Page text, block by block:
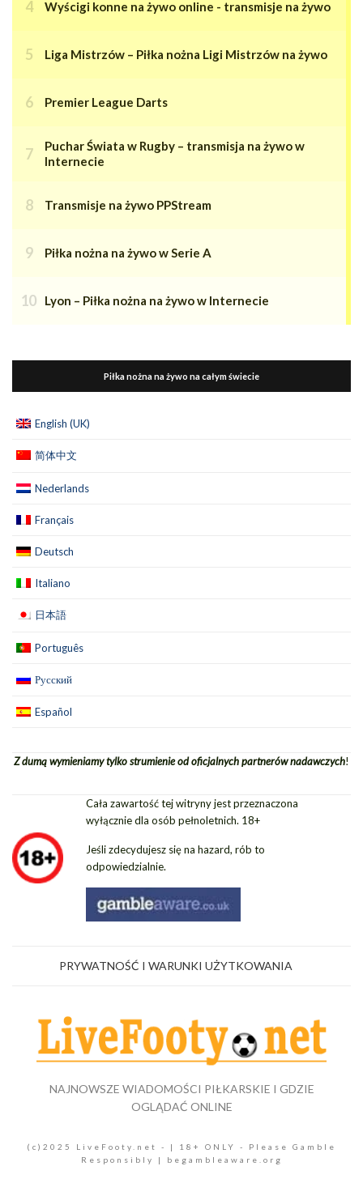
Wyścigi konne na żywo online - transmisje na żywo
Liga Mistrzów – Piłka nożna Ligi Mistrzów na żywo
Premier League Darts
Puchar Świata w Rugby – transmisja na żywo w
Internecie
Transmisje na żywo PPStream
Piłka nożna na żywo w Serie A
Lyon – Piłka nożna na żywo w Internecie
Piłka nożna na żywo na całym świecie
English (UK)
简体中文
Nederlands
Français
Deutsch
Italiano
日本語
Português
Русский
Español
Z dumą wymieniamy tylko strumienie od oficjalnych partnerów nadawczych!
Cała zawartość tej witryny jest przeznaczona
wyłącznie dla osób pełnoletnich. 18+
Jeśli zdecydujesz się na hazard, rób to
odpowiedzialnie.
PRYWATNOŚĆ I WARUNKI UŻYTKOWANIA
NAJNOWSZE WIADOMOŚCI PIŁKARSKIE I GDZIE
OGLĄDAĆ ONLINE
(c)2025 LiveFooty.net - | 18+ ONLY - Please Gamble
Responsibly | begambleaware.org